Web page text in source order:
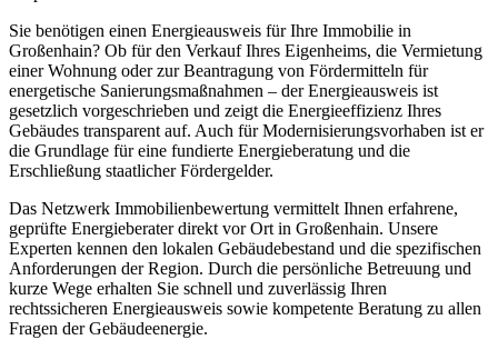
Sie benötigen einen Energieausweis für Ihre Immobilie in
Großenhain? Ob für den Verkauf Ihres Eigenheims, die Vermietung
einer Wohnung oder zur Beantragung von Fördermitteln für
energetische Sanierungsmaßnahmen – der Energieausweis ist
gesetzlich vorgeschrieben und zeigt die Energieeffizienz Ihres
Gebäudes transparent auf. Auch für Modernisierungsvorhaben ist er
die Grundlage für eine fundierte Energieberatung und die
Erschließung staatlicher Fördergelder.
Das Netzwerk Immobilienbewertung vermittelt Ihnen erfahrene,
geprüfte Energieberater direkt vor Ort in Großenhain. Unsere
Experten kennen den lokalen Gebäudebestand und die spezifischen
Anforderungen der Region. Durch die persönliche Betreuung und
kurze Wege erhalten Sie schnell und zuverlässig Ihren
rechtssicheren Energieausweis sowie kompetente Beratung zu allen
Fragen der Gebäudeenergie.